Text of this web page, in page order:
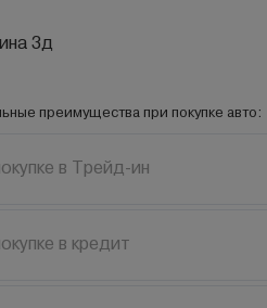
3д
преимущества при покупке авто:
в Трейд-ин
в кредит